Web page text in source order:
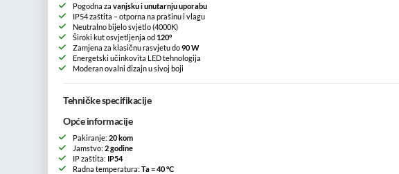
Pogodna zavanjsku i unutarnju uporabu
IP54 zaštita – otporna na prašinu i vlagu
Neutralno bijelo svjetlo (4000K)
Široki kut osvjetljenja od 120°
Zamjena za klasičnu rasvjetu do90 W
Energetski učinkovita LED tehnologija
Moderan ovalni dizajn u sivoj boji
Tehničke specifikacije
Opće informacije
Pakiranje:20 kom
Jamstvo:2 godine
IP zaštita: IP54
Radna temperatura:Ta = 40 °C